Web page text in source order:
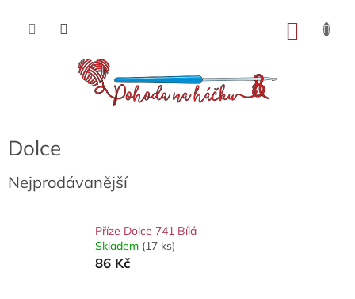
obsah
Dolce
Nejprodávanější
Příze Dolce 741 Bílá
Skladem (17 ks)
86 Kč